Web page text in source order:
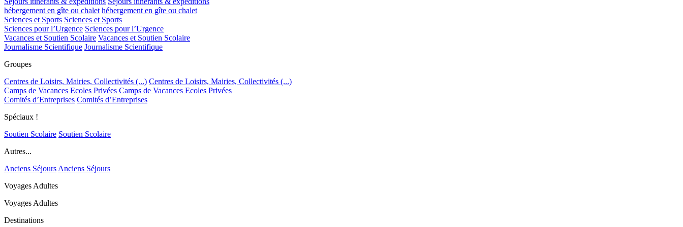
hébergement en gîte ou chalet hébergement en gîte ou chalet
Sciences et Sports Sciences et Sports
Sciences pour l’Urgence Sciences pour l’Urgence
Vacances et Soutien Scolaire Vacances et Soutien Scolaire
Journalisme Scientifique Journalisme Scientifique
Groupes
Centres de Loisirs, Mairies, Collectivités (...) Centres de Loisirs, Mairies, Collectivités (...)
Camps de Vacances Ecoles Privées Camps de Vacances Ecoles Privées
Comités d’Entreprises Comités d’Entreprises
Spéciaux !
Soutien Scolaire Soutien Scolaire
Autres...
Anciens Séjours Anciens Séjours
Voyages Adultes
Voyages Adultes
Destinations